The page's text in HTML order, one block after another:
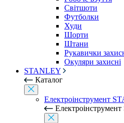
Світшоти
Футболки
Худи
Шорти
Штани
Рукавички
Окуляри захисні
STANLEY
Каталог
Електроінструмент